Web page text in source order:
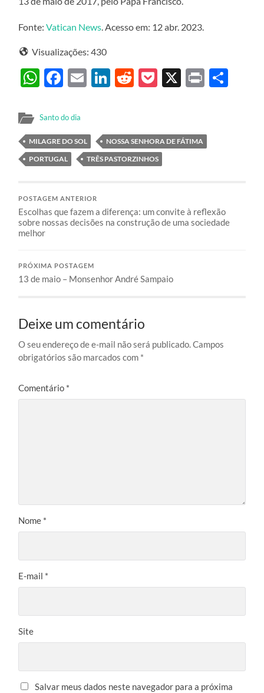
Fonte:Vatican News. Acesso em: 12 abr. 2023.
Visualizações: 430
WhatsApp
Facebook
EmailLinkedIn
Reddit
Pocket
X Print
Santo do dia
MILAGRE DO SOL
NOSSA SENHORA DE FÁTIMA
PORTUGAL
TRÊS PASTORZINHOS
POSTAGEM ANTERIOR
Escolhas que fazem a diferença: um convite à reflexão
sobre nossas decisões na construção de uma sociedade
melhor
PRÓXIMA POSTAGEM
13 de maio – Monsenhor André Sampaio
Deixe um comentário
O seu endereço de e-mail não será publicado.Campos
obrigatórios são marcados com *
Comentário *
Nome *
E-mail *
Site
Salvar meus dados neste navegador para a próxima